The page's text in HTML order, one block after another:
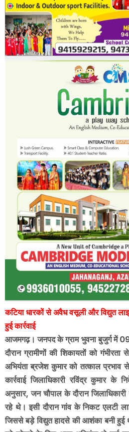
कटिया धारकों से अवैध वसूली और विद्युत
हुई कार्रवाई
आजमगढ़। जनपद के ग्राम भुवना बुजुर्ग में
दौरान ग्रामीणों की शिकायतों को
अभियंता ब्रजेश कुमार को तत्काल प्रभाव
कार्रवाई जिलाधिकारी रविंद्र कुमार के
अनुसार, जन चौपाल के दौरान
रहे थे। इसी दौरान गांव के निकट एलटी
जिससे बड़े विद्युत हादसे की आशंका बनी हुई